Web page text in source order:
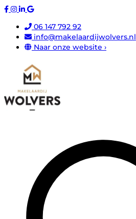
06 147 792 92
info@makelaardijwolvers.nl
Naar onze website ›